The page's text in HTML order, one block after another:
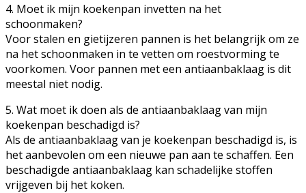
4. Moet ik mijn koekenpan invetten na het
schoonmaken?
Voor stalen en gietijzeren pannen is het belangrijk om ze
na het schoonmaken in te vetten om roestvorming te
voorkomen. Voor pannen met een antiaanbaklaag is dit
meestal niet nodig.
5. Wat moet ik doen als de antiaanbaklaag van mijn
koekenpan beschadigd is?
Als de antiaanbaklaag van je koekenpan beschadigd is, is
het aanbevolen om een nieuwe pan aan te schaffen. Een
beschadigde antiaanbaklaag kan schadelijke stoffen
vrijgeven bij het koken.